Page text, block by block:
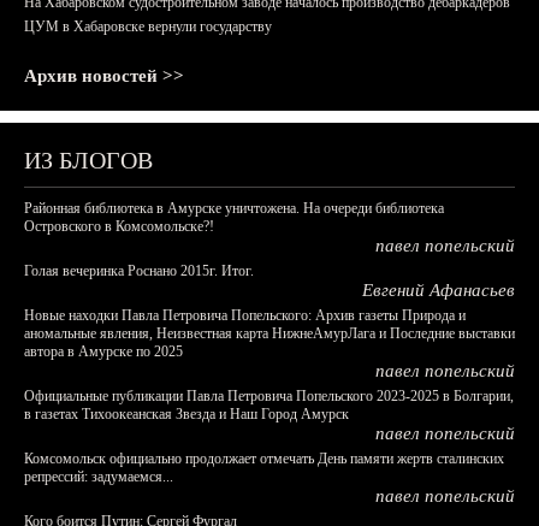
ЦУМ в Хабаровске вернули государству
Архив новостей >>
ИЗ БЛОГОВ
Районная библиотека в Амурске уничтожена. На очереди библиотека
Островского в Комсомольске?!
павел попельский
Голая вечеринка Роснано 2015г. Итог.
Евгений Афанасьев
Новые находки Павла Петровича Попельского: Архив газеты Природа и
аномальные явления, Неизвестная карта НижнеАмурЛага и Последние выставки
автора в Амурске по 2025
павел попельский
Официальные публикации Павла Петровича Попельского 2023-2025 в Болгарии,
в газетах Тихоокеанская Звезда и Наш Город Амурск
павел попельский
Комсомольск официально продолжает отмечать День памяти жертв сталинских
репрессий: задумаемся...
павел попельский
Кого боится Путин: Сергей Фургал